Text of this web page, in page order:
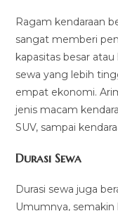
Ragam kendaraan
sangat memberi
kapasitas besar
sewa yang lebih
empat ekonomi.
jenis macam
SUV, sampai
Durasi Sewa
Durasi sewa juga
Umumnya, semakin